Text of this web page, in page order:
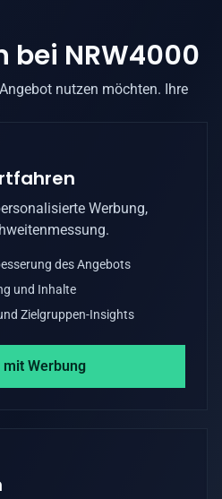
bei NRW4000
nutzen möchten. Ihre
Werbung,
des Angebots
und Inhalte
Zielgruppen-Insights
mit Werbung